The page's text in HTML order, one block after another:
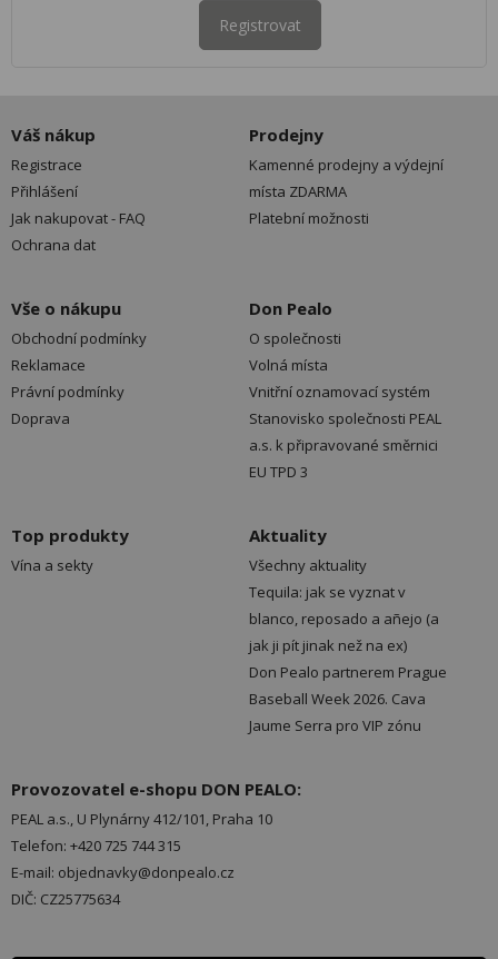
Registrovat
Váš nákup
Registrace
Přihlášení
Jak nakupovat - FAQ
Ochrana dat
Prodejny
Kamenné prodejny a výdejní
místa ZDARMA
Platební možnosti
Vše o nákupu
Obchodní podmínky
Reklamace
Právní podmínky
Doprava
Don Pealo
O společnosti
Volná místa
Vnitřní oznamovací systém
Stanovisko společnosti PEAL
a.s. k připravované směrnici
EU TPD 3
Top produkty
Vína a sekty
Aktuality
Všechny aktuality
Tequila: jak se vyznat v
blanco, reposado a añejo (a
jak ji pít jinak než na ex)
Don Pealo partnerem Prague
Baseball Week 2026. Cava
Jaume Serra pro VIP zónu
Provozovatel e-shopu DON PEALO:
PEAL a.s., U Plynárny 412/101, Praha 10
Telefon: +420 725 744 315
E-mail: objednavky@donpealo.cz
DIČ: CZ25775634